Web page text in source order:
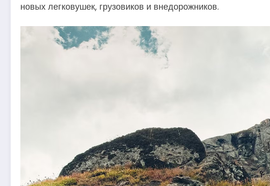
новых легковушек, грузовиков и внедорожников.